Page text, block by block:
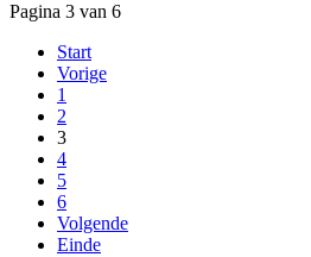
Pagina 3 van 6
Start
Vorige
1
2
3
4
5
6
Volgende
Einde